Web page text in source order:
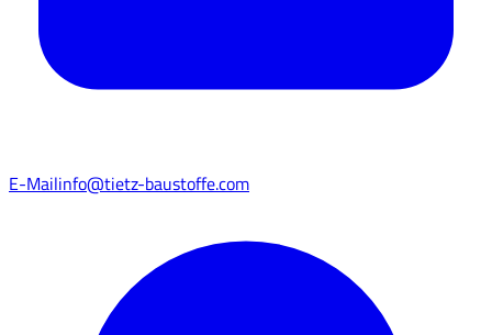
E-Mailinfo@tietz-baustoffe.com